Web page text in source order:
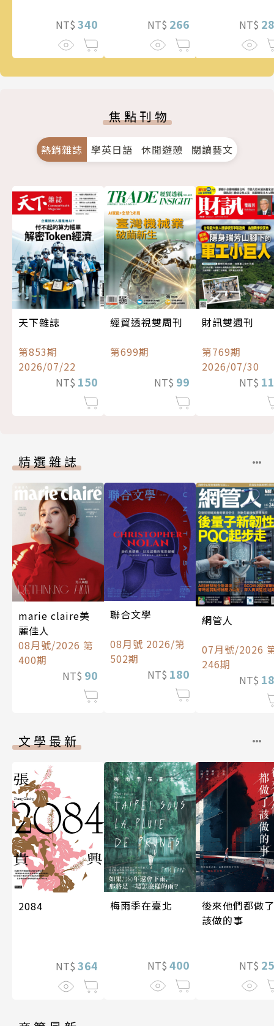
的情慾與驚悚！
NT$ 340 NT$ 266 NT$
焦點刊物
熱銷雜誌 學英日語 休閒遊憩 閱讀藝文
天下雜誌
第853期
2026/07/22
NT$ 150
經貿透視雙周刊
第699期
NT$ 99
財訊雙週刊
第769期
2026/07/30
NT$
精選雜誌
marie claire美
麗佳人
08月號/2026 第
400期
NT$ 90
聯合文學
08月號 2026/第
502期
NT$ 180
網管人
07月號/2026
246期
NT$
文學最新
2084
NT$ 364
梅雨季在臺北
NT$ 400
後來他們都做了
該做的事
NT$